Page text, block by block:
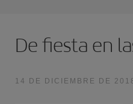
De fiesta en
14 DE DICIEMBRE DE